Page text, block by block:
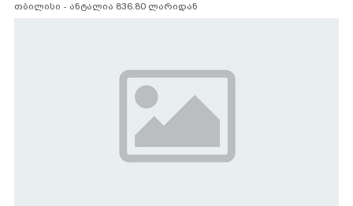
თბილისი - ანტალია 836.80 ლარიდან